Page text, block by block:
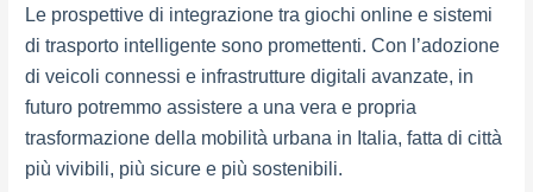
Le prospettive di integrazione tra giochi online e sistemi
di trasporto intelligente sono promettenti. Con l’adozione
di veicoli connessi e infrastrutture digitali avanzate, in
futuro potremmo assistere a una vera e propria
trasformazione della mobilità urbana in Italia, fatta di città
più vivibili, più sicure e più sostenibili.